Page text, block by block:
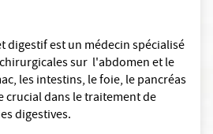
digestif est un médecin spécialisé
sur l'abdomen et le
les intestins, le foie, le pancréas
crucial dans le traitement de
digestives.